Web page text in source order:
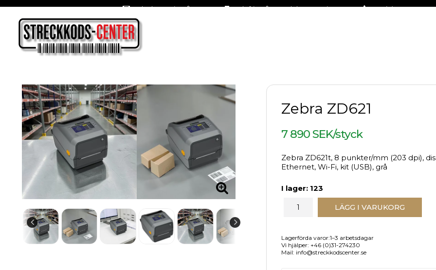
Oslagbara priser året om Fraktfritt på stora delar av sortimentet +46 (0)31-27 42 30
Zebra ZD621
7 890 SEK/styck
Zebra ZD621t, 8 punkter/mm (203 dpi),
Ethernet, Wi-Fi, kit (USB), grå
I lager: 123
LÄGG I VARUKORG
Lagerförda varor:1–3 arbetsdagar
Vi hjälper: +46 (0)31-274230
Mail: info@streckkodscenter.se